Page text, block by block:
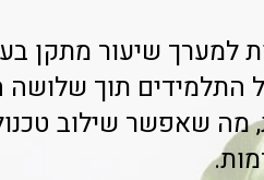
שיעור מתקן
של התלמידים תוך
שאפשר שילוב